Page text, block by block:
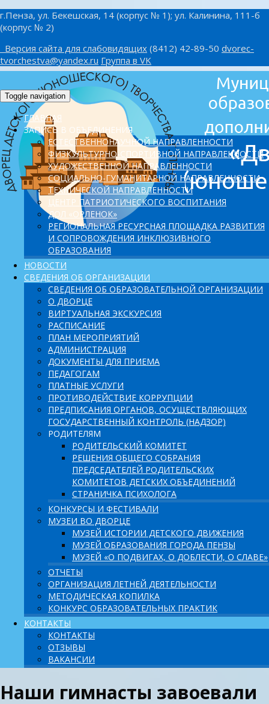
г.Пенза, ул. Бекешская, 14 (корпус № 1); ул. Калинина, 111-б
(корпус № 2)
Версия сайта для слабовидящих (8412) 42-89-50 dvorec-
tvorchestva@yandex.ru Группа в VK
Toggle navigation
ГЛАВНАЯ
ЗАПИСЬ В ОБЪЕДИНЕНИЯ
ЕСТЕСТВЕННОНАУЧНОЙ НАПРАВЛЕННОСТИ
ФИЗКУЛЬТУРНО-СПОРТИВНОЙ НАПРАВЛЕННОСТИ
ХУДОЖЕСТВЕННОЙ НАПРАВЛЕННОСТИ
СОЦИАЛЬНО-ГУМАНИТАРНОЙ НАПРАВЛЕННОСТИ
ТЕХНИЧЕСКОЙ НАПРАВЛЕННОСТИ
ЦЕНТР ПАТРИОТИЧЕСКОГО ВОСПИТАНИЯ
ДОЛ «ОРЛЕНОК»
PЕГИОНАЛЬНАЯ РЕСУРСНАЯ ПЛОЩАДКА РАЗВИТИЯ
И СОПРОВОЖДЕНИЯ ИНКЛЮЗИВНОГО
ОБРАЗОВАНИЯ
НОВОСТИ
СВЕДЕНИЯ ОБ ОРГАНИЗАЦИИ
СВЕДЕНИЯ ОБ ОБРАЗОВАТЕЛЬНОЙ ОРГАНИЗАЦИИ
О ДВОРЦЕ
ВИРТУАЛЬНАЯ ЭКСКУРСИЯ
РАСПИСАНИЕ
ПЛАН МЕРОПРИЯТИЙ
АДМИНИСТРАЦИЯ
ДОКУМЕНТЫ ДЛЯ ПРИЕМА
ПЕДАГОГАМ
ПЛАТНЫЕ УСЛУГИ
ПРОТИВОДЕЙСТВИЕ КОРРУПЦИИ
ПРЕДПИСАНИЯ ОРГАНОВ, ОСУЩЕСТВЛЯЮЩИХ
ГОСУДАРСТВЕННЫЙ КОНТРОЛЬ (НАДЗОР)
РОДИТЕЛЯМ
РОДИТЕЛЬСКИЙ КОМИТЕТ
РЕШЕНИЯ ОБЩЕГО СОБРАНИЯ
ПРЕДСЕДАТЕЛЕЙ РОДИТЕЛЬСКИХ
КОМИТЕТОВ ДЕТСКИХ ОБЪЕДИНЕНИЙ
СТРАНИЧКА ПСИХОЛОГА
КОНКУРСЫ И ФЕСТИВАЛИ
МУЗЕИ ВО ДВОРЦЕ
МУЗЕЙ ИСТОРИИ ДЕТСКОГО ДВИЖЕНИЯ
МУЗЕЙ ОБРАЗОВАНИЯ ГОРОДА ПЕНЗЫ
МУЗЕЙ «О ПОДВИГАХ, О ДОБЛЕСТИ, О СЛАВЕ»
ОТЧЕТЫ
ОРГАНИЗАЦИЯ ЛЕТНЕЙ ДЕЯТЕЛЬНОСТИ
МЕТОДИЧЕСКАЯ КОПИЛКА
КОНКУРС ОБРАЗОВАТЕЛЬНЫХ ПРАКТИК
КОНТАКТЫ
КОНТАКТЫ
ОТЗЫВЫ
ВАКАНСИИ
Наши гимнасты завоевали